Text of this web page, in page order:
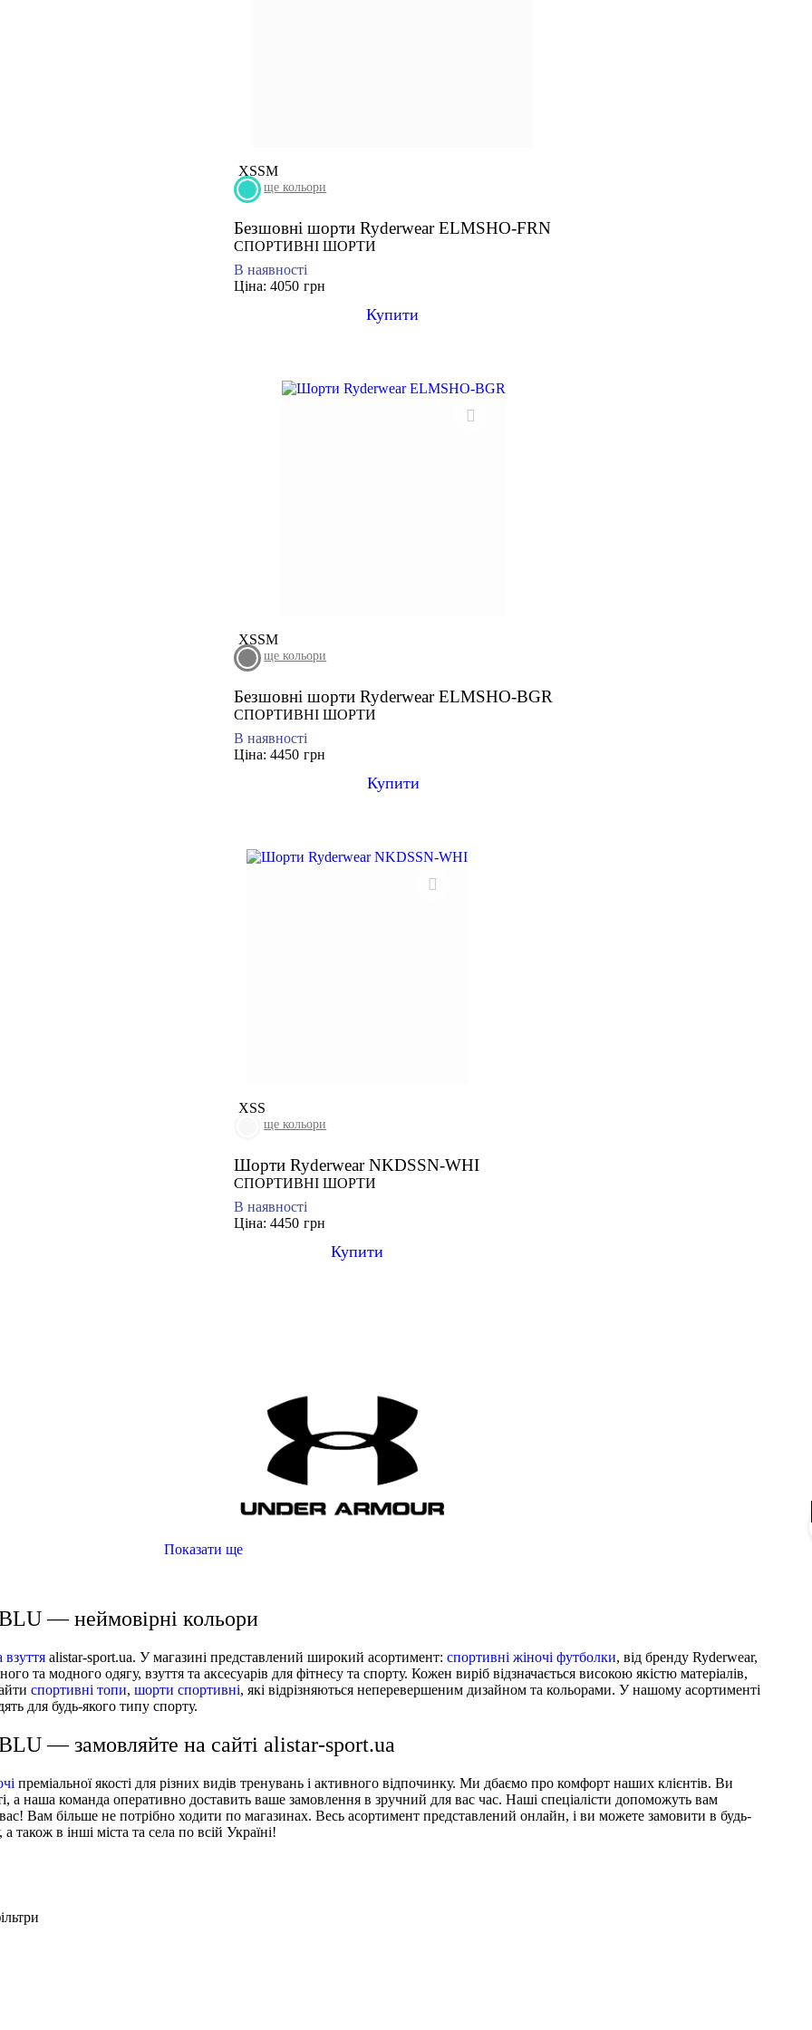
XSSM
ще кольори
Безшовні шорти Ryderwear ELMSHO-FRN
СПОРТИВНІ ШОРТИ
В наявності
грн
Ціна: 4050
Купити
XSSM
ще кольори
Безшовні шорти Ryderwear ELMSHO-BGR
СПОРТИВНІ ШОРТИ
В наявності
грн
Ціна: 4450
Купити
XSS
ще кольори
Шорти Ryderwear NKDSSN-WHI
СПОРТИВНІ ШОРТИ
В наявності
грн
Ціна: 4450
Купити
Показати ще
— неймовірні кольори
взуття alistar-sport.ua. У магазині представлений широкий асортимент: спортивні жіночі футболки, від бренду Ryderwear,
та модного одягу, взуття та аксесуарів для фітнесу та спорту. Кожен виріб відзначається високою якістю матеріалів,
спортивні топи, шорти спортивні, які відрізняються неперевершеним дизайном та кольорами. У нашому асортименті
для будь-якого типу спорту.
— замовляйте на сайті alistar-sport.ua
преміальної якості для різних видів тренувань і активного відпочинку. Ми дбаємо про комфорт наших клієнтів. Ви
а наша команда оперативно доставить ваше замовлення в зручний для вас час. Наші спеціалісти допоможуть вам
Вам більше не потрібно ходити по магазинах. Весь асортимент представлений онлайн, і ви можете замовити в будь-
в інші міста та села по всій Україні!